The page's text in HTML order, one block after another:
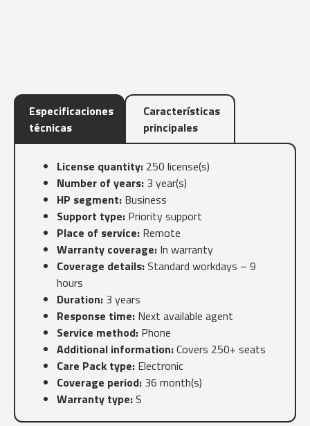
Especificaciones
técnicas
Características
principales
License quantity: 250 license(s)
Number of years: 3 year(s)
HP segment: Business
Support type: Priority support
Place of service: Remote
Warranty coverage: In warranty
Coverage details:Standard workdays – 9
hours
Duration: 3 years
Response time: Next available agent
Service method: Phone
Additional information:Covers 250+ seats
Care Pack type: Electronic
Coverage period: 36 month(s)
Warranty type:S